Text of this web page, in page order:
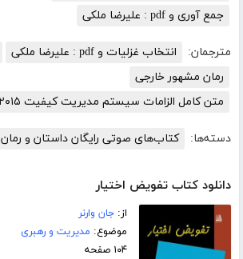
جمع آوری و pdf : علیرضا ملکی
مترجمان: انتخاب غزلیات و pdf : علیرضا ملکی
رمان مشهور خارجی
متن کامل الزامات سیستم مدیریت کیفیت ISO۹۰۰۱_۲۰۱۵
دسته‌ها: کتاب‌های صوتی رایگان داستان و رمان
دانلود کتاب تفویض اختیار
از:جان وارنر
موضوع: مدیریت و رهبری
۱۰۴ صفحه